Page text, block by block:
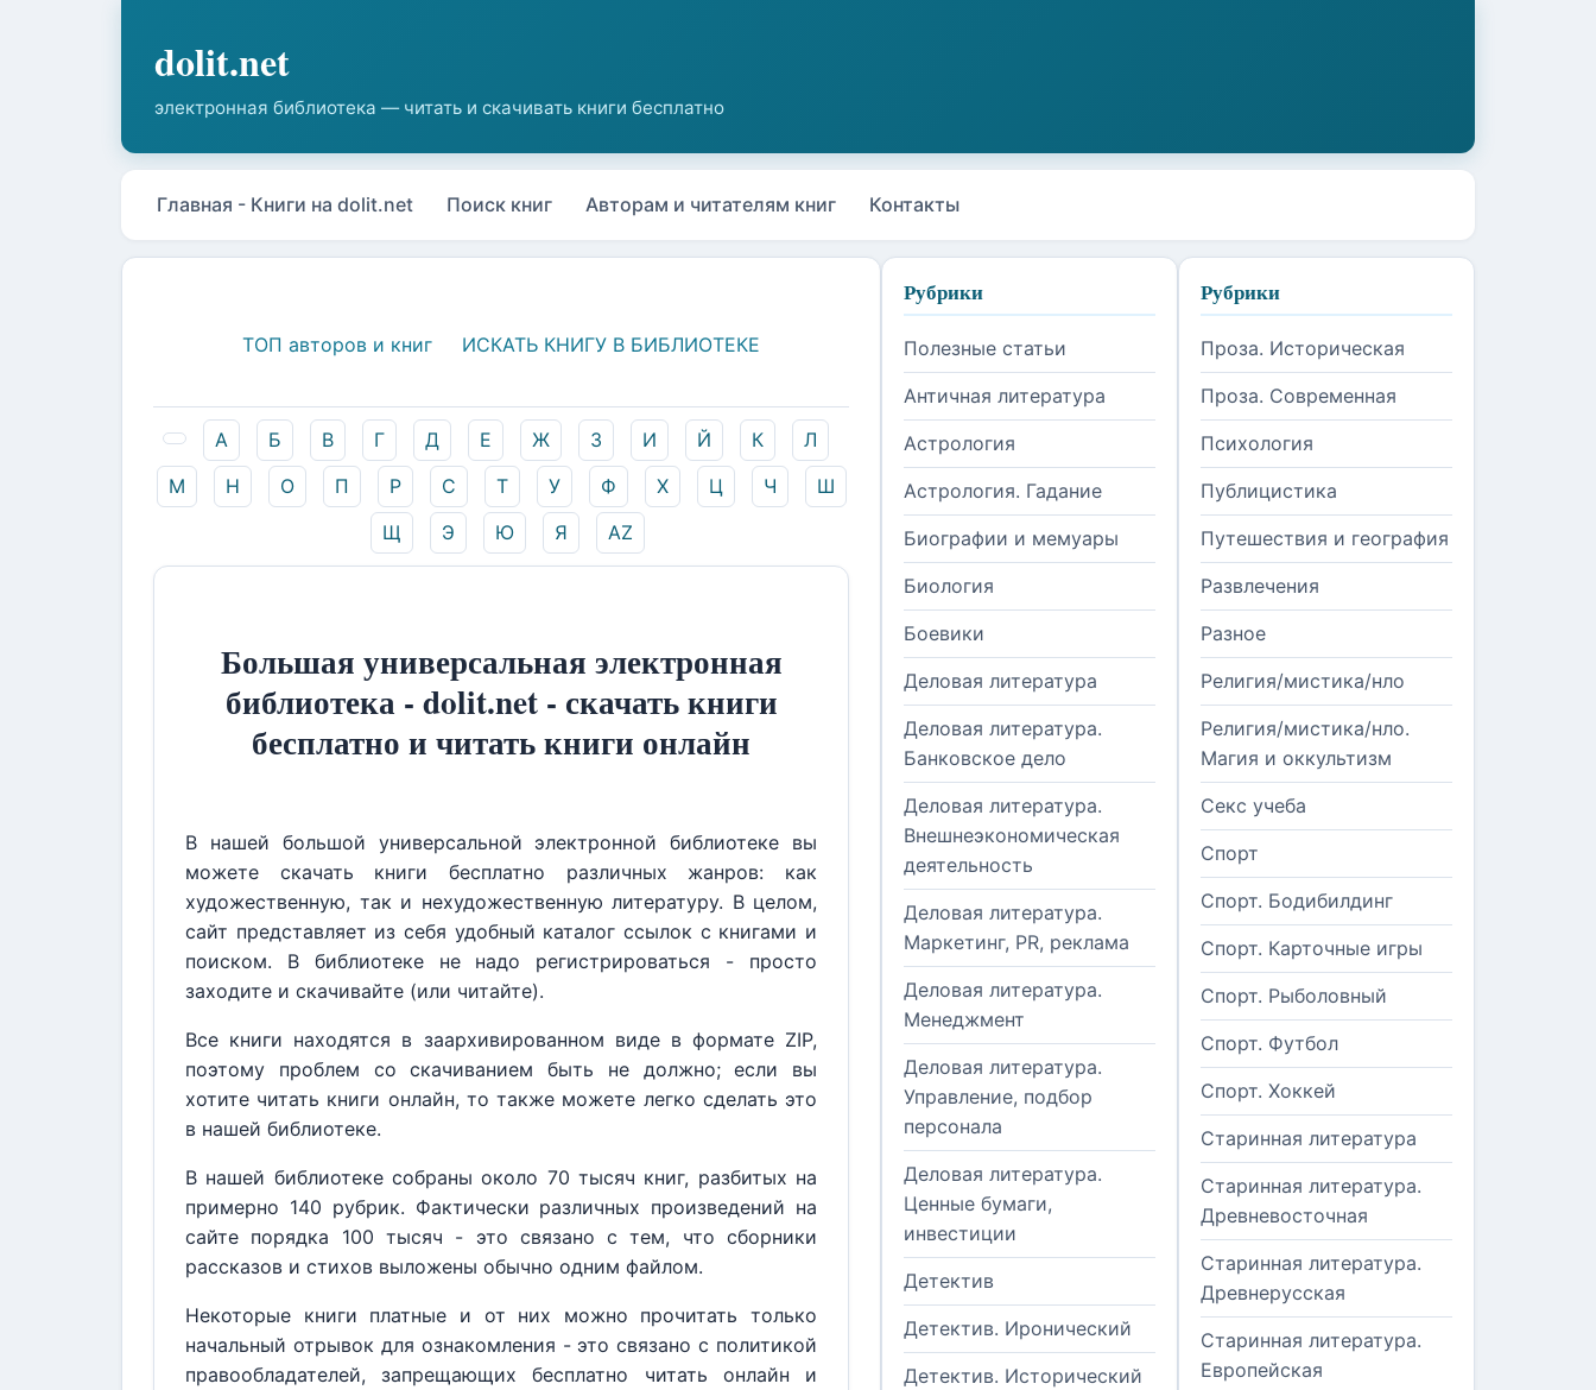
Главная - Книги на dolit.net Поиск книг Авторам и читателям книг Контакты
ТОП авторов и книг ИСКАТЬ КНИГУ В БИБЛИОТЕКЕ
А Б В Г Д Е Ж З И Й К
Л
М
Н О П Р С Т У Ф Х Ц Ч
Ш
Щ
Э Ю Я AZ
Большая универсальная электронная
библиотека - dolit.net - скачать книги
бесплатно и читать книги онлайн
В нашей большой универсальной электронной библиотеке вы
можете скачать книги бесплатно различных жанров: как
художественную, так и нехудожественную литературу. В целом,
сайт представляет из себя удобный каталог ссылок с книгами и
поиском. В библиотеке не надо регистрироваться - просто
заходите и скачивайте (или читайте).
Все книги находятся в заархивированном виде в формате ZIP,
поэтому проблем со скачиванием быть не должно; если вы
хотите читать книги онлайн, то также можете легко сделать это
в нашей библиотеке.
В нашей библиотеке собраны около 70 тысяч книг, разбитых на
примерно 140 рубрик. Фактически различных произведений на
сайте порядка 100 тысяч - это связано с тем, что сборники
рассказов и стихов выложены обычно одним файлом.
Некоторые книги платные и от них можно прочитать только
начальный отрывок для ознакомления - это связано с политикой
правообладателей, запрещающих бесплатно читать онлайн и
Рубрики
Полезные статьи
Античная литература
Астрология
Астрология. Гадание
Биографии и мемуары
Биология
Боевики
Деловая литература
Деловая литература.
Банковское дело
Деловая литература.
Внешнеэкономическая
деятельность
Деловая литература.
Маркетинг, PR, реклама
Деловая литература.
Менеджмент
Деловая литература.
Управление, подбор
персонала
Деловая литература.
Ценные бумаги,
инвестиции
Детектив
Детектив. Иронический
Детектив. Исторический
Рубрики
Проза. Историческая
Проза. Современная
Психология
Публицистика
Путешествия и география
Развлечения
Разное
Религия/мистика/нло
Религия/мистика/нло.
Магия и оккультизм
Секс учеба
Спорт
Спорт. Бодибилдинг
Спорт. Карточные игры
Спорт. Рыболовный
Спорт. Футбол
Спорт. Хоккей
Старинная литература
Старинная литература.
Древневосточная
Старинная литература.
Древнерусская
Старинная литература.
Европейская